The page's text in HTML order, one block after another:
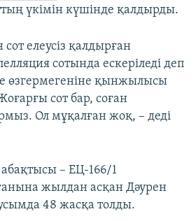
үкімін күшінде қалдырды.
елеусіз қалдырған
сотында ескеріледі деп
өзгермегеніне қынжылысы
сот бар, соған
Ол мұқалған жоқ, – деді
– ЕЦ-166/1
жылдан асқан Дәурен
48 жасқа толды.